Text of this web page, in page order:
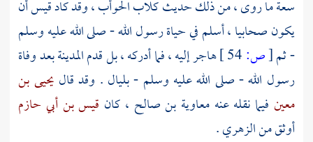
سعة ما روى ، من ذلك حديث كلاب الحوأب ، وقد كادقيسأن
يكون صحابيا ، أسلم في حياة رسول الله - صلى الله عليه وسلم
- ثم[ص: هاجر إليه ، فما أدركه ، بل قدمالمدينةبعد وفاة
رسول الله - صلى الله عليه وسلم - بليال . وقد قال يحيى بن
معين فيما نقله عنهمعاوية بن صالح ، كان قيس بن أبي حازم
أوثق منالزهري.